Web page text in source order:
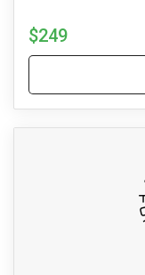
$249